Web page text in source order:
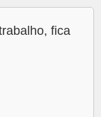
fica